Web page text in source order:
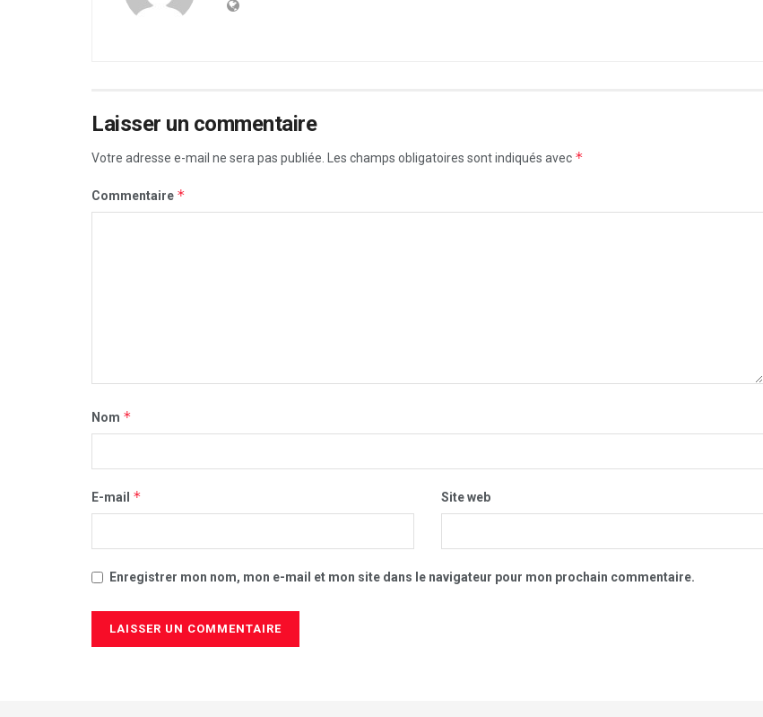
Laisser un commentaire
Votre adresse e-mail ne sera pas publiée. Les champs obligatoires sont indiqués avec *
Commentaire *
Nom *
E-mail * Site web
Enregistrer mon nom, mon e-mail et mon site dans le navigateur pour mon prochain commentaire.